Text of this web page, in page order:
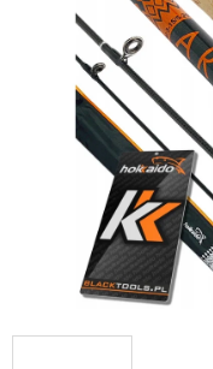
hvězdiček.